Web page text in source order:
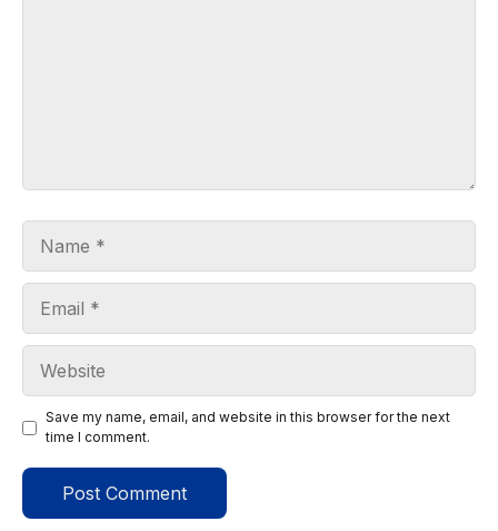
Save my name, email, and website in this browser for the next
time I comment.